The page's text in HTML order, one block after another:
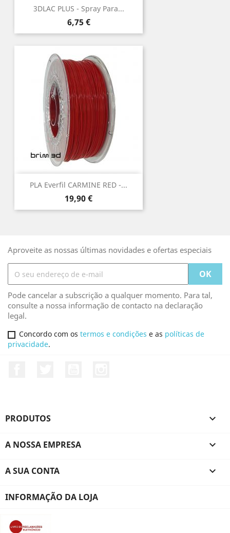
3DLAC PLUS - Spray Para...
Preço
6,75 €
PLA Everfil CARMINE RED -...
Preço
19,90 €
Aproveite as nossas últimas novidades e ofertas especiais
Pode cancelar a subscrição a qualquer momento. Para tal,
consulte a nossa informação de contacto na declaração
legal.
Concordo com os termos e condições e as políticas de
privacidade.
PRODUTOS 
A NOSSA EMPRESA 
A SUA CONTA 
INFORMAÇÃO DA LOJA